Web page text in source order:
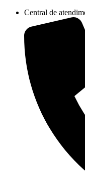
conteúdo
Central de